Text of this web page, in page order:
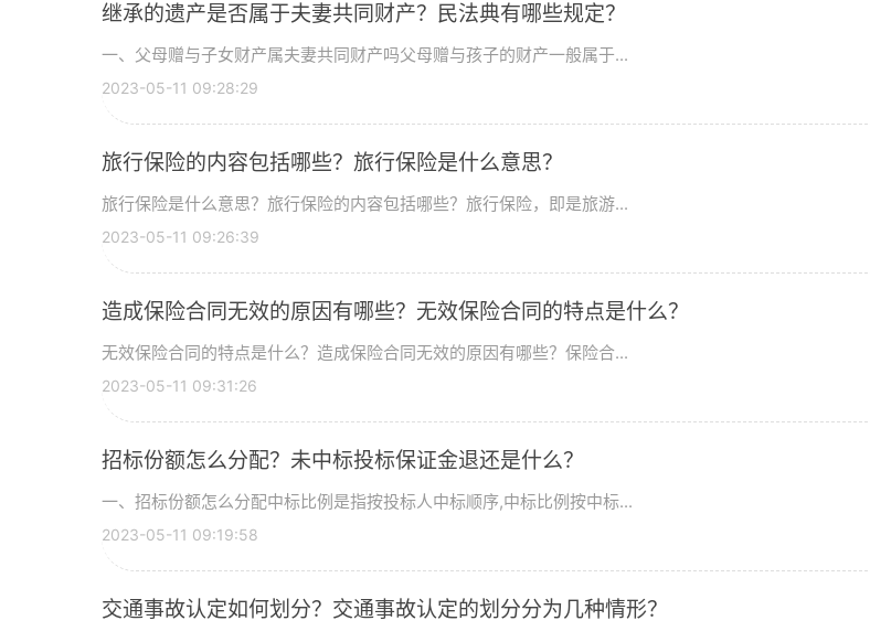
继承的遗产是否属于夫妻共同财产？民法典有哪些规定？
一、父母赠与子女财产属夫妻共同财产吗父母赠与孩子的财产一般属于...
2023-05-11 09:28:29
旅行保险的内容包括哪些？旅行保险是什么意思？
旅行保险是什么意思？旅行保险的内容包括哪些？旅行保险，即是旅游...
2023-05-11 09:26:39
造成保险合同无效的原因有哪些？无效保险合同的特点是什么？
无效保险合同的特点是什么？造成保险合同无效的原因有哪些？保险合...
2023-05-11 09:31:26
招标份额怎么分配？未中标投标保证金退还是什么？
一、招标份额怎么分配中标比例是指按投标人中标顺序,中标比例按中标...
2023-05-11 09:19:58
交通事故认定如何划分？交通事故认定的划分分为几种情形？